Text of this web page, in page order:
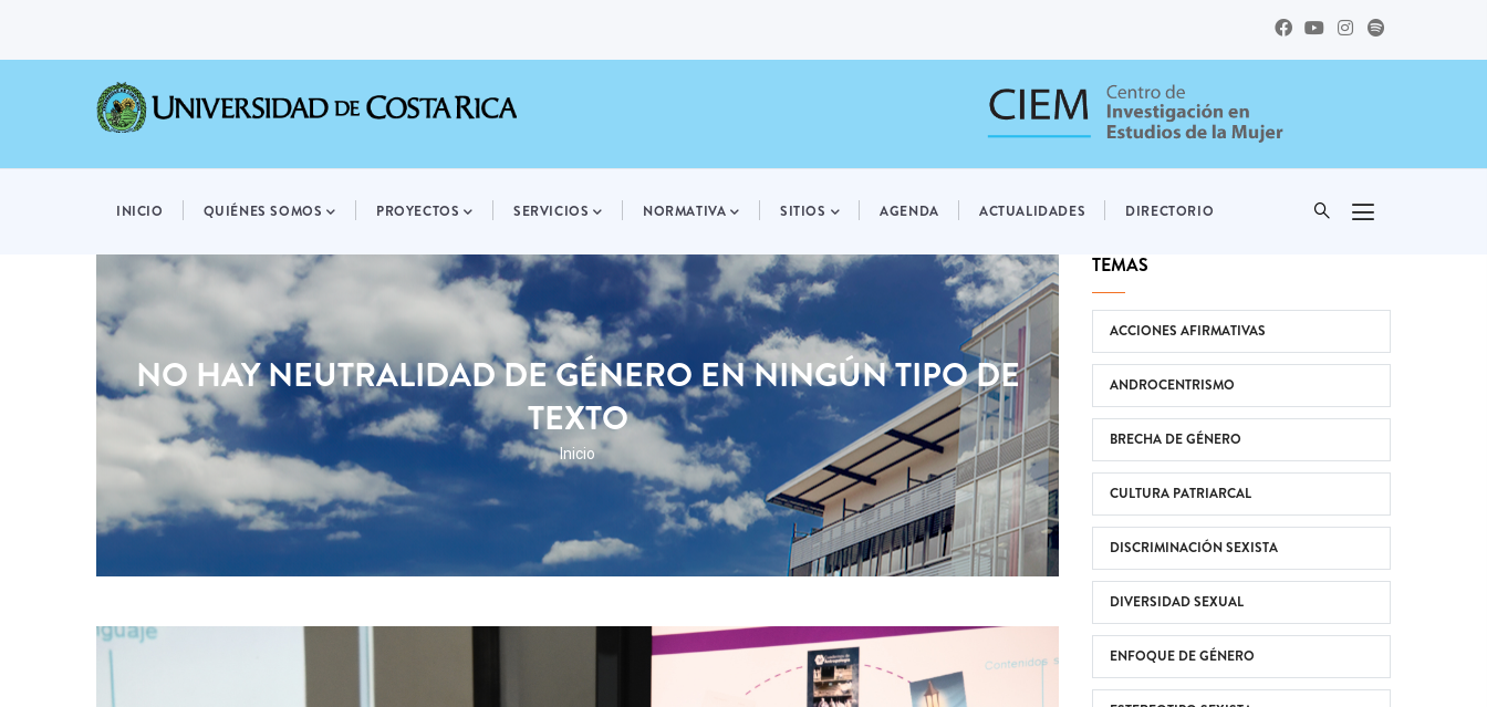
NAVIGATION
INICIO QUIÉNES SOMOS PROYECTOS SERVICIOS NORMATIVA SITIOS AGENDA ACTUALIDADES DIRECTORIO
NO HAY NEUTRALIDAD DE GÉNERO EN NINGÚN TIPO DE
TEXTO
RUTA
NAVEGACIÓN
Inicio
TEMAS
ACCIONES AFIRMATIVAS
ANDROCENTRISMO
BRECHA DE GÉNERO
CULTURA PATRIARCAL
DISCRIMINACIÓN SEXISTA
DIVERSIDAD SEXUAL
ENFOQUE DE GÉNERO